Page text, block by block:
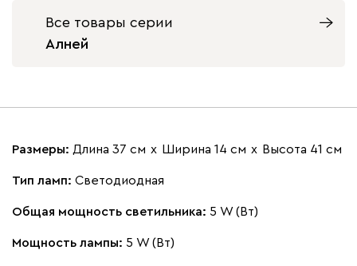
Все товары серии
Алней
Размеры: Длина 37 см х Ширина 14 см х Высота 41 см
Тип ламп: Светодиодная
Общая мощность светильника: 5 W (Вт)
Мощность лампы: 5 W (Вт)